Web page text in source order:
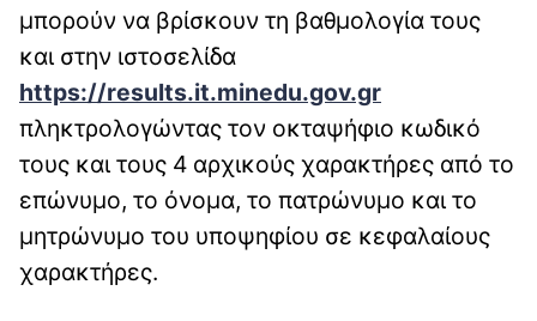
μπορούν να βρίσκουν τη βαθμολογία τους
και στην ιστοσελίδα
https://results.it.minedu.gov.gr
πληκτρολογώντας τον οκταψήφιο κωδικό
τους και τους 4 αρχικούς χαρακτήρες από το
επώνυμο, το όνομα, το πατρώνυμο και το
μητρώνυμο του υποψηφίου σε κεφαλαίους
χαρακτήρες.